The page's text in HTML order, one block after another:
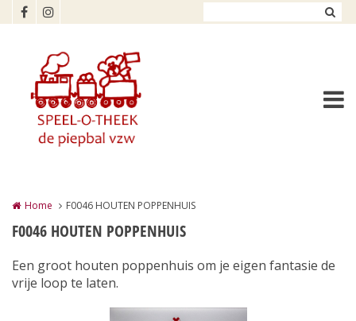
Overslaan en naar de inhoud gaan
Home F0046 HOUTEN POPPENHUIS
F0046 HOUTEN POPPENHUIS
Een groot houten poppenhuis om je eigen fantasie de
vrije loop te laten.